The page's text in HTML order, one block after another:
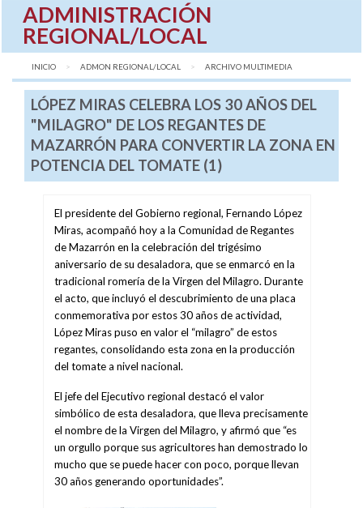
ADMINISTRACIÓN
REGIONAL/LOCAL
INICIO ADMON REGIONAL/LOCAL AQUÍ:
ARCHIVO MULTIMEDIA
LÓPEZ MIRAS CELEBRA LOS 30 AÑOS DEL
"MILAGRO" DE LOS REGANTES DE
MAZARRÓN PARA CONVERTIR LA ZONA EN
POTENCIA DEL TOMATE (1)
El presidente del Gobierno regional, Fernando López
Miras, acompañó hoy a la Comunidad de Regantes
de Mazarrón en la celebración del trigésimo
aniversario de su desaladora, que se enmarcó en la
tradicional romería de la Virgen del Milagro. Durante
el acto, que incluyó el descubrimiento de una placa
conmemorativa por estos 30 años de actividad,
López Miras puso en valor el “milagro” de estos
regantes, consolidando esta zona en la producción
del tomate a nivel nacional.
El jefe del Ejecutivo regional destacó el valor
simbólico de esta desaladora, que lleva precisamente
el nombre de la Virgen del Milagro, y afirmó que “es
un orgullo porque sus agricultores han demostrado lo
mucho que se puede hacer con poco, porque llevan
30 años generando oportunidades”.